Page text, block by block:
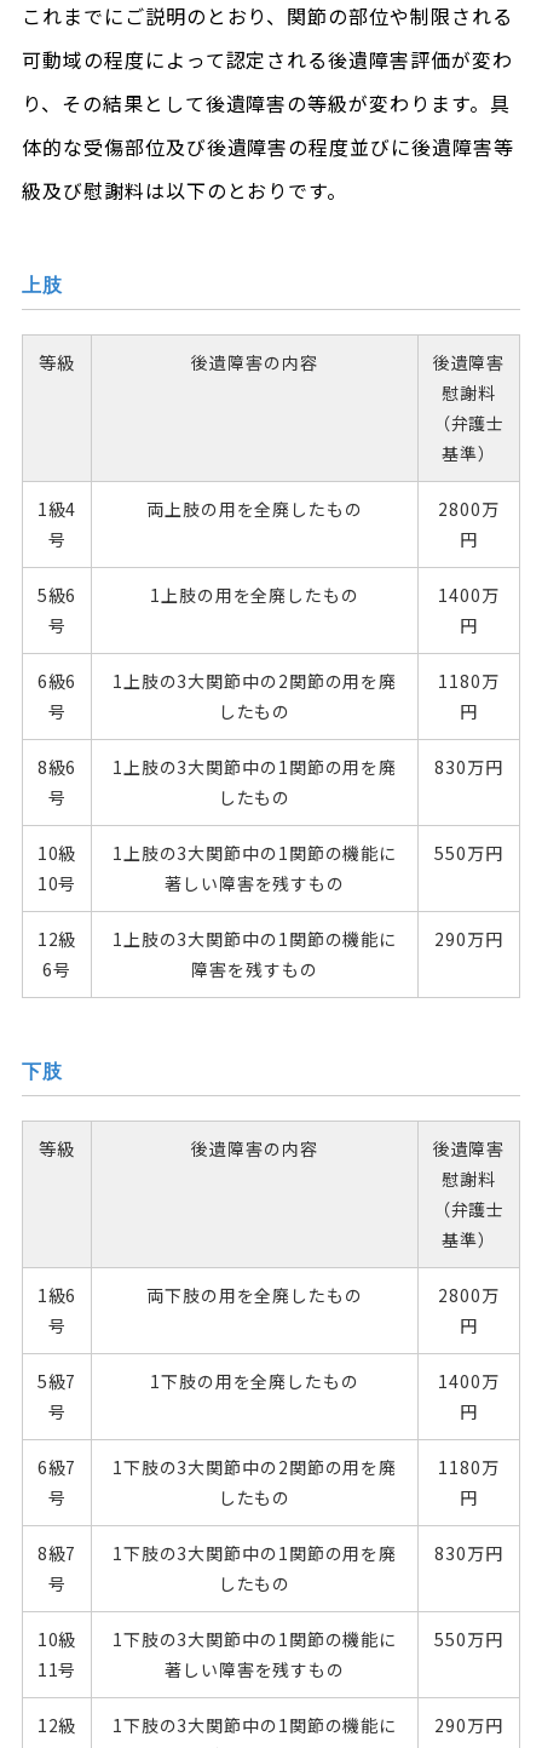
これまでにご説明のとおり、関節の部位や制限される
可動域の程度によって認定される後遺障害評価が変わ
り、その結果として後遺障害の等級が変わります。具
体的な受傷部位及び後遺障害の程度並びに後遺障害等
級及び慰謝料は以下のとおりです。
上肢
等級 後遺障害の内容
後遺障害
慰謝料
（弁護士
基準）
1級4
号
両上肢の用を全廃したもの
2800万
円
5級6
号
1上肢の用を全廃したもの
1400万
円
6級6
号
1上肢の3大関節中の2関節の用を廃
したもの
1180万
円
8級6
号
1上肢の3大関節中の1関節の用を廃
したもの
830万円
10級
10号
1上肢の3大関節中の1関節の機能に
著しい障害を残すもの
550万円
12級
6号
1上肢の3大関節中の1関節の機能に
障害を残すもの
290万円
下肢
等級 後遺障害の内容
後遺障害
慰謝料
（弁護士
基準）
1級6
号
両下肢の用を全廃したもの
2800万
円
5級7
号
1下肢の用を全廃したもの
1400万
円
6級7
号
1下肢の3大関節中の2関節の用を廃
したもの
1180万
円
8級7
号
1下肢の3大関節中の1関節の用を廃
したもの
830万円
10級
11号
1下肢の3大関節中の1関節の機能に
著しい障害を残すもの
550万円
12級
1下肢の3大関節中の1関節の機能に
290万円